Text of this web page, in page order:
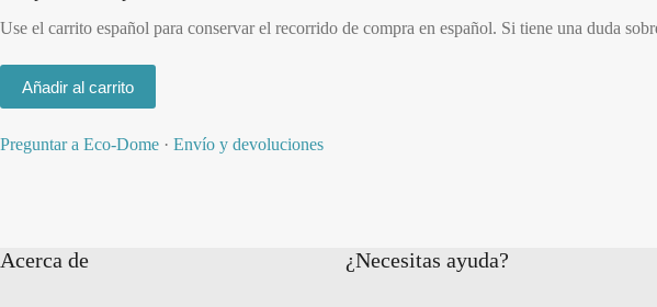
Use el carrito español para conservar el recorrido de compra en español. Si tiene una duda
Añadir al carrito
Preguntar a Eco-Dome · Envío y devoluciones
Acerca de ¿Necesitas ayuda?